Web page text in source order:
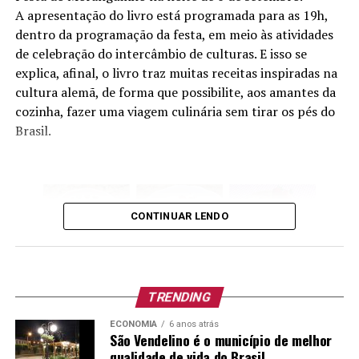
cidades turísticas há belas vitrines e próximo a elas
pessoas com grandes dificuldades para ter uma vida
digna.
exceção dos componentes da área médica disponíveis
no mercado, o Ventra foi desenvolvido dentro da
empresa.
O conceito é baseado em estudo do MIT – Massachusetts
Institute of Technology – que envolve um sistema
chamado de Ambu, atualmente utilizado nas emergências
A iniciativa também contou com o apoio de profissionais e
estrutura do Hospital Tacchini, de Bento Gonçalves/RS,
A apresentação do livro está programada para as 19h,
dentro da programação da festa, em meio às atividades
de celebração do intercâmbio de culturas. E isso se
explica, afinal, o livro traz muitas receitas inspiradas na
cultura alemã, de forma que possibilite, aos amantes da
cozinha, fazer uma viagem culinária sem tirar os pés do
Brasil.
CONTINUAR LENDO
TRENDING
ECONOMIA 6 anos atrás
São Vendelino é o município de melhor